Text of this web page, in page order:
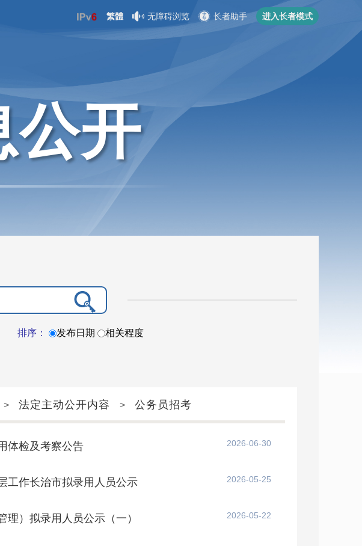
繁體 无障碍浏览 长者助手 进入长者模式
公开
排序： 发布日期 相关程度
> 法定主动公开内容 > 公务员招考
体检及考察公告 2026-06-30
工作长治市拟录用人员公示 2026-05-25
）拟录用人员公示（一） 2026-05-22